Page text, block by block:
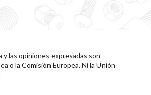
las opiniones expresadas son
o la Comisión Europea. Ni la Unión